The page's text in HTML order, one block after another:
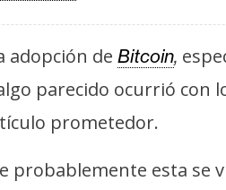
adopción de Bitcoin,
parecido ocurrió con
prometedor.
esta se